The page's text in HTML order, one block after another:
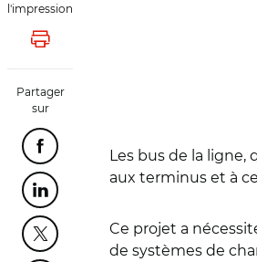
l'impression
Lancer l'impression
Partager
sur
Partager cette page sur
Partager cette page sur Linkedin
Partager cette page sur Twitter
Les bus de la
aux terminus et à
Ce projet a
de systèmes de